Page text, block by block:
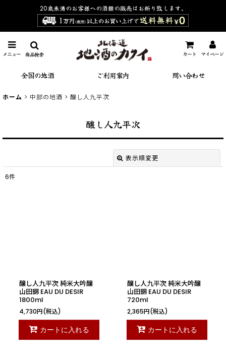
20歳未満のお客様への酒類の販売は お断り致します。
メニュー カート マイページ
全国の地酒 ご利用案内 問い合わせ
商品検索
ホーム > 中部の地酒 > 醸し人九平次
醸し人九平次
表示順変更
6件
醸し人九平次 純米大吟醸
山田錦 EAU DU DESIR
1800ml
4,730円(税込)
カートに入れる
醸し人九平次 純米大吟醸
山田錦 EAU DU DESIR
720ml
2,365円(税込)
カートに入れる